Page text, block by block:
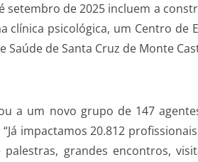
setembro de 2025 incluem a
clínica psicológica, um Centro de
Saúde de Santa Cruz de Monte
a um novo grupo de 147
impactamos 20.812
grandes encontros,